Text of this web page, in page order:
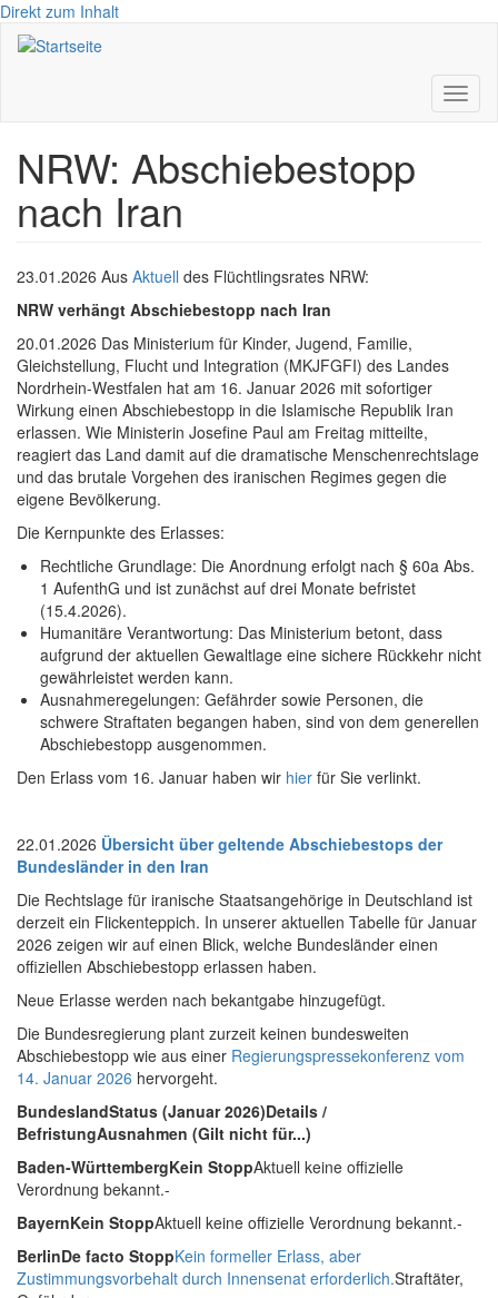
Direkt zum Inhalt
NRW: Abschiebestopp
nach Iran
23.01.2026 Aus Aktuell des Flüchtlingsrates NRW:
NRW verhängt Abschiebestopp nach Iran
20.01.2026 Das Ministerium für Kinder, Jugend, Familie,
Gleichstellung, Flucht und Integration (MKJFGFI) des Landes
Nordrhein-Westfalen hat am 16. Januar 2026 mit sofortiger
Wirkung einen Abschiebestopp in die Islamische Republik Iran
erlassen. Wie Ministerin Josefine Paul am Freitag mitteilte,
reagiert das Land damit auf die dramatische Menschenrechtslage
und das brutale Vorgehen des iranischen Regimes gegen die
eigene Bevölkerung.
Die Kernpunkte des Erlasses:
Rechtliche Grundlage: Die Anordnung erfolgt nach § 60a Abs.
1 AufenthG und ist zunächst auf drei Monate befristet
(15.4.2026).
Humanitäre Verantwortung: Das Ministerium betont, dass
aufgrund der aktuellen Gewaltlage eine sichere Rückkehr nicht
gewährleistet werden kann.
Ausnahmeregelungen: Gefährder sowie Personen, die
schwere Straftaten begangen haben, sind von dem generellen
Abschiebestopp ausgenommen.
Den Erlass vom 16. Januar haben wir hier für Sie verlinkt.
22.01.2026 Übersicht über geltende Abschiebestops der
Bundesländer in den Iran
Die Rechtslage für iranische Staatsangehörige in Deutschland ist
derzeit ein Flickenteppich. In unserer aktuellen Tabelle für Januar
2026 zeigen wir auf einen Blick, welche Bundesländer einen
offiziellen Abschiebestopp erlassen haben.
Neue Erlasse werden nach bekantgabe hinzugefügt.
Die Bundesregierung plant zurzeit keinen bundesweiten
Abschiebestopp wie aus einer Regierungspressekonferenz vom
14. Januar 2026 hervorgeht.
BundeslandStatus (Januar 2026)Details /
BefristungAusnahmen (Gilt nicht für...)
Baden-WürttembergKein StoppAktuell keine offizielle
Verordnung bekannt.-
BayernKein StoppAktuell keine offizielle Verordnung bekannt.-
BerlinDe facto StoppKein formeller Erlass, aber
Zustimmungsvorbehalt durch Innensenat erforderlich.Straftäter,